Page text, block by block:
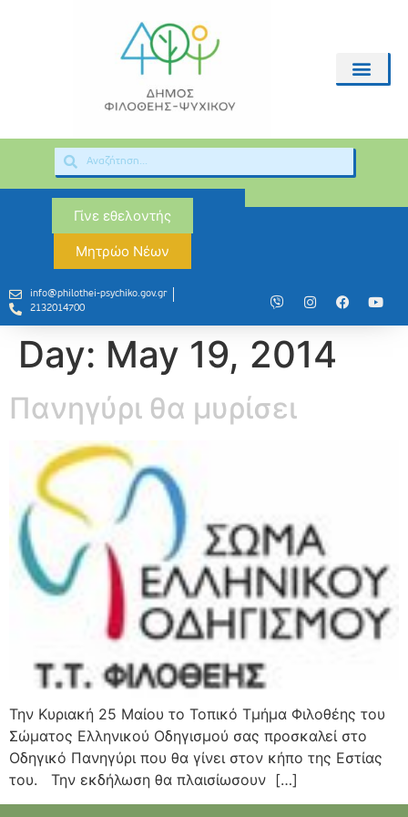
Γίνε εθελοντής
Μητρώο Νέων
info@philothei-psychiko.gov.gr
2132014700
Day: May 19, 2014
Πανηγύρι θα μυρίσει
Την Κυριακή 25 Μαίου το Τοπικό Τμήμα Φιλοθέης του
Σώματος Ελληνικού Οδηγισμού σας προσκαλεί στο
Οδηγικό Πανηγύρι που θα γίνει στον κήπο της Εστίας
του. Την εκδήλωση θα πλαισίωσουν […]